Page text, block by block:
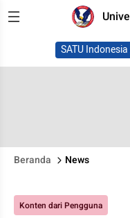
SATU
Beranda News
Konten dari Pengguna